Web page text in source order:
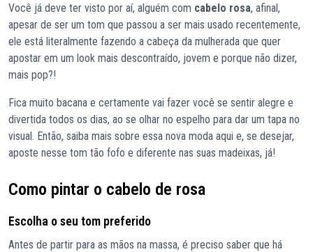
Você já deve ter visto por aí, alguém com cabelo rosa, afinal,
apesar de ser um tom que passou a ser mais usado recentemente,
ele está literalmente fazendo a cabeça da mulherada que quer
apostar em um look mais descontraído, jovem e porque não dizer,
mais pop?!
Fica muito bacana e certamente vai fazer você se sentir alegre e
divertida todos os dias, ao se olhar no espelho para dar um tapa no
visual. Então, saiba mais sobre essa nova moda aqui e, se desejar,
aposte nesse tom tão fofo e diferente nas suas madeixas, já!
Como pintar o cabelo de rosa
Escolha o seu tom preferido
Antes de partir para as mãos na massa, é preciso saber que há